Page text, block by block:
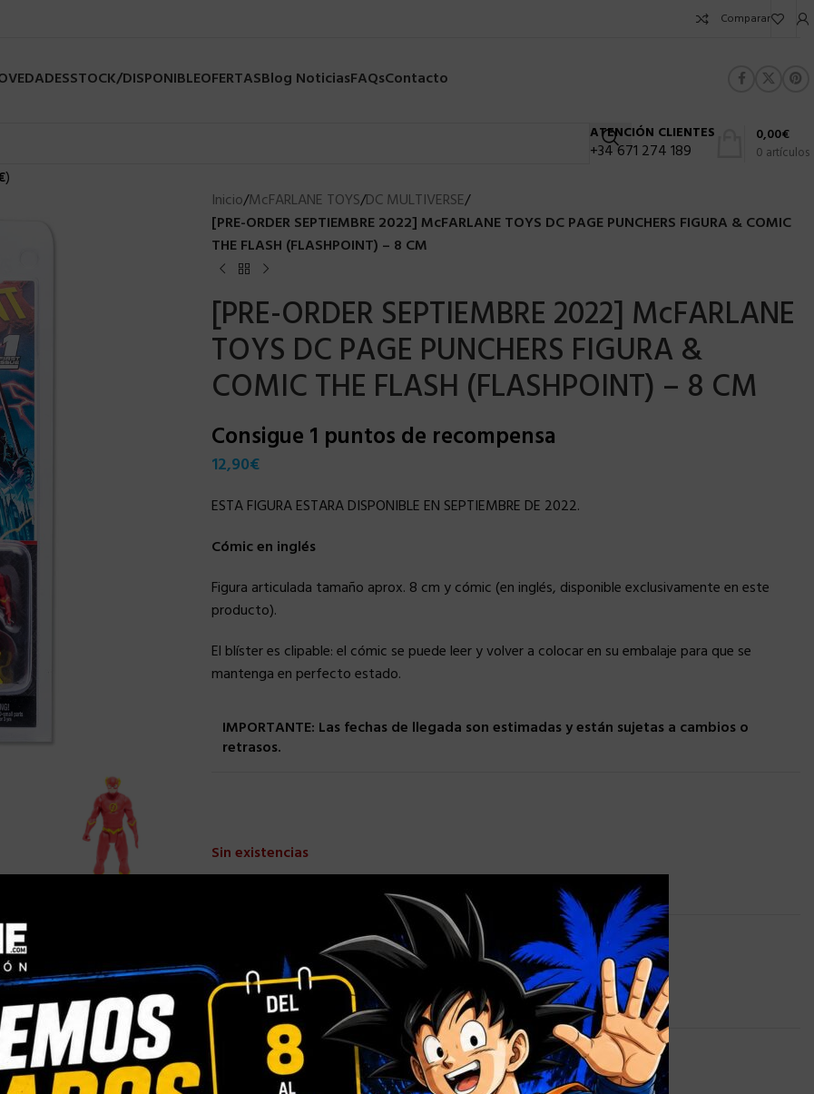
Comparar
STOCK/DISPONIBLEOFERTASBlog NoticiasFAQsContacto
ATENCIÓN CLIENTES
+34 671 274 189 0 artículos
0,00€
)
Inicio/McFARLANE TOYS/DC MULTIVERSE/
[PRE-ORDER SEPTIEMBRE 2022] McFARLANE TOYS DC PAGE PUNCHERS FIGURA & COMIC
THE FLASH (FLASHPOINT) – 8 CM
[PRE-ORDER SEPTIEMBRE 2022] McFARLANE
TOYS DC PAGE PUNCHERS FIGURA &
COMIC THE FLASH (FLASHPOINT) – 8 CM
Consigue 1 puntos de recompensa
12,90€
ESTA FIGURA ESTARA DISPONIBLE EN SEPTIEMBRE DE 2022.
Cómic en inglés
Figura articulada tamaño aprox. 8 cm y cómic (en inglés, disponible exclusivamente en este
producto).
El blíster es clipable: el cómic se puede leer y volver a colocar en su embalaje para que se
mantenga en perfecto estado.
IMPORTANTE: Las fechas de llegada son estimadas y están sujetas a cambios o
retrasos.
Sin existencias
Añadir a la lista de deseos
DC MULTIVERSE,McFARLANE TOYS
Compartir:
DESCRIPCIÓNINFORMACIÓN ADICIONAL